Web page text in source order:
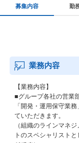
募集内容 勤
業務内容
【業務内容】
■グループ各社の営業
「開発・運用保守業
ていただきます。
（組織のラインマネ
トのスペシャリスト